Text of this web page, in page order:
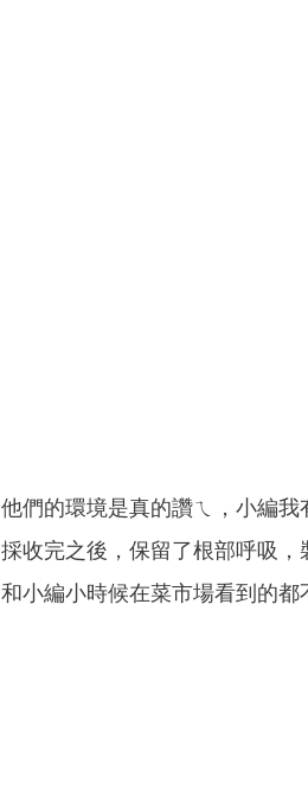
他們的環境是真的讚ㄟ，小編
採收完之後，保留了根部呼吸，
和小編小時候在菜市場看到的都